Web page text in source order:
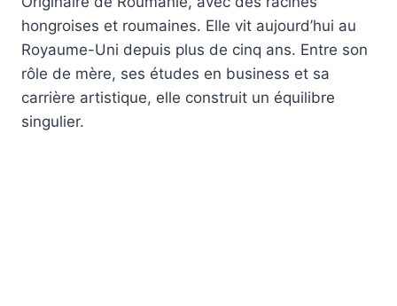
hongroises et roumaines. Elle vit aujourd’hui au
Royaume-Uni depuis plus de cinq ans. Entre son
rôle de mère, ses études en business et sa
carrière artistique, elle construit un équilibre
singulier.